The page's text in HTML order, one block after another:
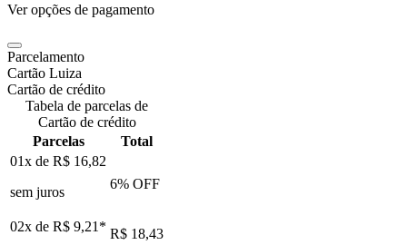
Ver opções de pagamento
Parcelamento
Cartão Luiza
Cartão de crédito
Tabela de parcelas de
Cartão de crédito
Parcelas
Total
01x de R$ 16,82
sem juros
6% OFF
02x de R$ 9,21 * R$ 18,43